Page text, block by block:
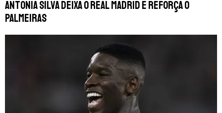
Antonia Silva deixa o Real Madrid e reforça o
Palmeiras